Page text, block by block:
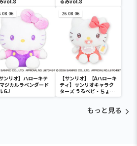
サンリオ】ハローキテ
ジカルラベンダード
GJ
26.08.06
【サンリオ】【Aハローキ
ティ】サンリオキャラク
ターズ うるベビ・ちょい
デカドール
もっと見る